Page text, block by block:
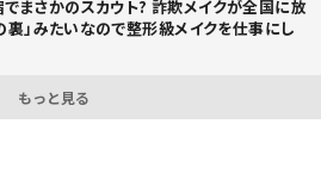
でまさかのスカウト? 詐欺メイクが全国に放
」みたいなので整形級メイクを仕事にし
もっと見る